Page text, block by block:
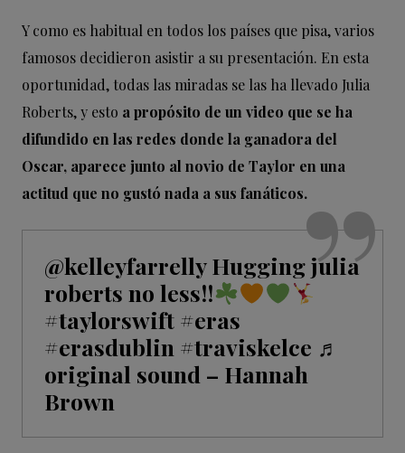
Y como es habitual en todos los países que pisa, varios
famosos decidieron asistir a su presentación. En esta
oportunidad, todas las miradas se las ha llevado Julia
Roberts, y esto a propósito de un video que se ha
difundido en las redes donde la ganadora del
Oscar, aparece junto al novio de Taylor en una
actitud que no gustó nada a sus fanáticos.
@kelleyfarrellyHugging julia
roberts no less!!
#taylorswift #eras
#erasdublin #traviskelce ♬
original sound – Hannah
Brown